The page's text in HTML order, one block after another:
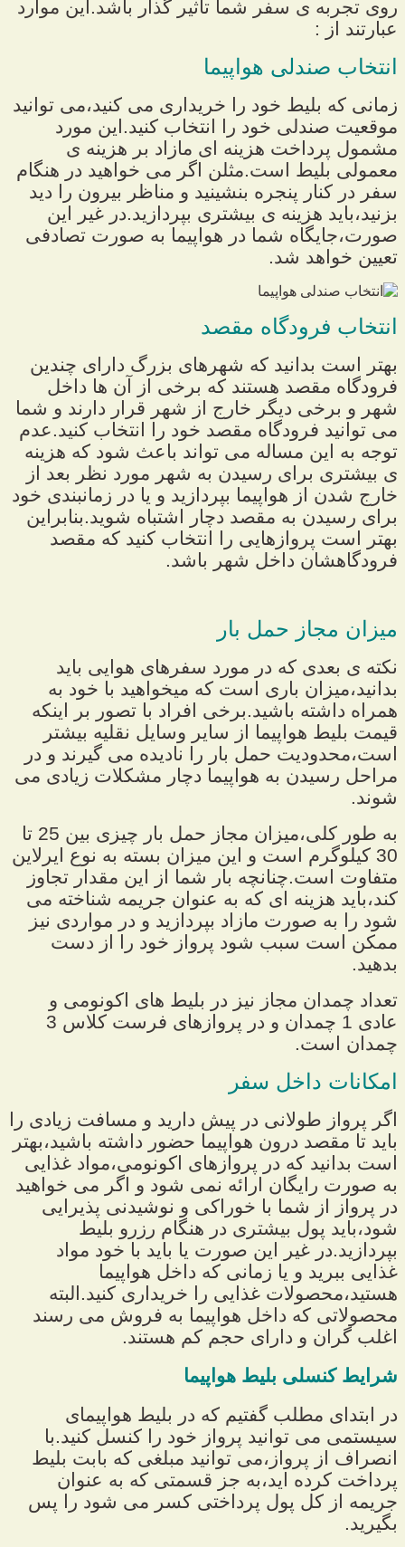
روی تجربه ی سفر شما تاثیر گذار باشد.این موارد
عبارتند از :
انتخاب صندلی هواپیما
زمانی که بلیط خود را خریداری می کنید،می توانید
موقعیت صندلی خود را انتخاب کنید.این مورد
مشمول پرداخت هزینه ای مازاد بر هزینه ی
معمولی بلیط است.مثلن اگر می خواهید در هنگام
سفر در کنار پنجره بنشینید و مناظر بیرون را دید
بزنید،باید هزینه ی بیشتری بپردازید.در غیر این
صورت،جایگاه شما در هواپیما به صورت تصادفی
تعیین خواهد شد.
انتخاب فرودگاه مقصد
بهتر است بدانید که شهرهای بزرگ دارای چندین
فرودگاه مقصد هستند که برخی از آن ها داخل
شهر و برخی دیگر خارج از شهر قرار دارند و شما
می توانید فرودگاه مقصد خود را انتخاب کنید.عدم
توجه به این مساله می تواند باعث شود که هزینه
ی بیشتری برای رسیدن به شهر مورد نظر بعد از
خارج شدن از هواپیما بپردازید و یا در زمانبندی خود
برای رسیدن به مقصد دچار اشتباه شوید.بنابراین
بهتر است پروازهایی را انتخاب کنید که مقصد
فرودگاهشان داخل شهر باشد.
میزان مجاز حمل بار
نکته ی بعدی که در مورد سفرهای هوایی باید
بدانید،میزان باری است که میخواهید با خود به
همراه داشته باشید.برخی افراد با تصور بر اینکه
قیمت بلیط هواپیما از سایر وسایل نقلیه بیشتر
است،محدودیت حمل بار را نادیده می گیرند و در
مراحل رسیدن به هواپیما دچار مشکلات زیادی می
شوند.
به طور کلی،میزان مجاز حمل بار چیزی بین 25 تا
30 کیلوگرم است و این میزان بسته به نوع ایرلاین
متفاوت است.چنانچه بار شما از این مقدار تجاوز
کند،باید هزینه ای که به عنوان جریمه شناخته می
شود را به صورت مازاد بپردازید و در مواردی نیز
ممکن است سبب شود پرواز خود را از دست
بدهید.
تعداد چمدان مجاز نیز در بلیط های اکونومی و
عادی 1 چمدان و در پروازهای فرست کلاس 3
چمدان است.
امکانات داخل سفر
اگر پرواز طولانی در پیش دارید و مسافت زیادی را
باید تا مقصد درون هواپیما حضور داشته باشید،بهتر
است بدانید که در پروازهای اکونومی،مواد غذایی
به صورت رایگان ارائه نمی شود و اگر می خواهید
در پرواز از شما با خوراکی و نوشیدنی پذیرایی
شود،باید پول بیشتری در هنگام رزرو بلیط
بپردازید.در غیر این صورت یا باید با خود مواد
غذایی ببرید و یا زمانی که داخل هواپیما
هستید،محصولات غذایی را خریداری کنید.البته
محصولاتی که داخل هواپیما به فروش می رسند
اغلب گران و دارای حجم کم هستند.
شرایط کنسلی بلیط هواپیما
در ابتدای مطلب گفتیم که در بلیط هواپیمای
سیستمی می توانید پرواز خود را کنسل کنید.با
انصراف از پرواز،می توانید مبلغی که بابت بلیط
پرداخت کرده اید،به جز قسمتی که به عنوان
جریمه از کل پول پرداختی کسر می شود را پس
بگیرید.